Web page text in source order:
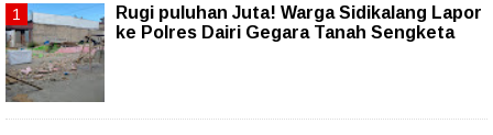
Rugi puluhan Juta! Warga Sidikalang Lapor
ke Polres Dairi Gegara Tanah Sengketa